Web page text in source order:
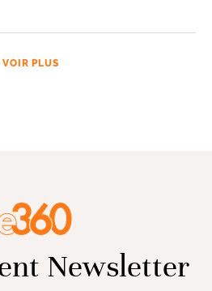
VOIR PLUS
Newsletter